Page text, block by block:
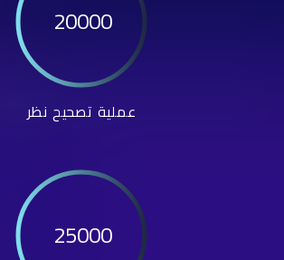
20000
عملية تصحيح نظر
25000